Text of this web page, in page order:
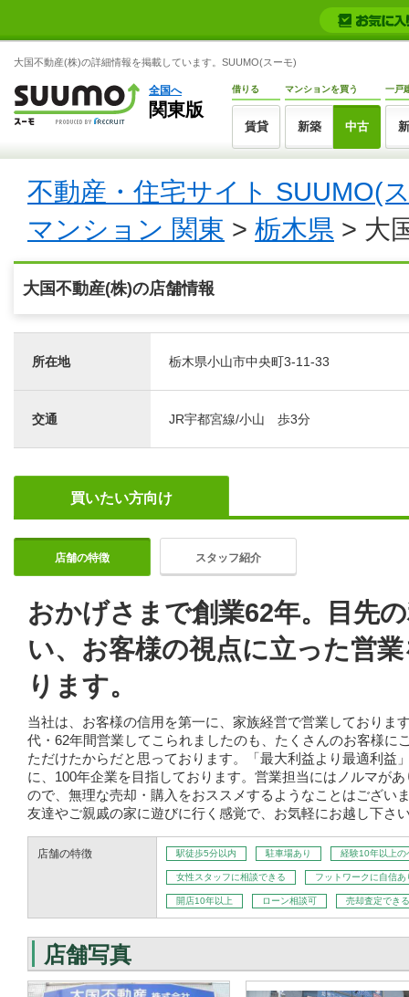
大国不動産(株)の詳細情報を掲載しています。SUUMO(スーモ)
全国へ
関東版
借りる
賃貸
マンションを買う
新築 中古
一戸
不動産・住宅サイト SUUMO(
マンション 関東 > 栃木県 > 大
大国不動産(株)の店舗情報
所在地 栃木県小山市中央町3-11-33
交通 JR宇都宮線/小山 歩3分
買いたい方向け
店舗の特徴 スタッフ紹介
おかげさまで創業62年。目先
い、お客様の視点に立った営
ります。
当社は、お客様の信用を第一に、家族経営で営業しておりま
代・62年間営業してこられましたのも、たくさんのお客様に
ただけたからだと思っております。「最大利益より最適利益
に、100年企業を目指しております。営業担当にはノルマがあ
ので、無理な売却・購入をおススメするようなことはござい
友達やご親戚の家に遊びに行く感覚で、お気軽にお越し下さ
店舗の特徴 駅徒歩5分以内 駐車場あり 経験10年以上の
女性スタッフに相談できる フットワークに自信あ
開店10年以上 ローン相談可 売却査定できる
店舗写真